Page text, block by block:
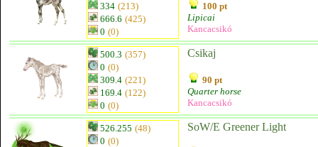
334 (213)
666.6 (425)
0 (0)
100 pt
Lipicai
Kancacsikó
500.3 (357)
0 (0)
309.4 (221)
169.4 (122)
0 (0)
Csikaj
90 pt
Quarter horse
Kancacsikó
526.255 (48)
0 (0)
SoW/E Greener Light